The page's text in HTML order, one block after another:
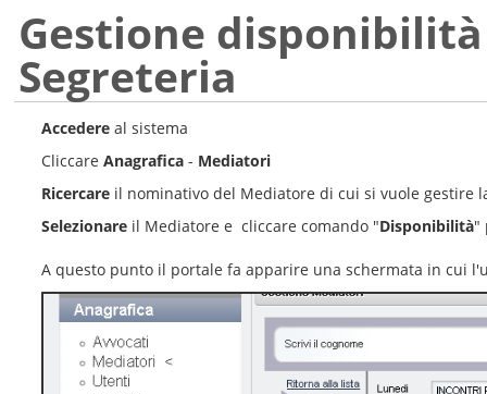
Gestione
Segreteria
Accedere al sistema
Cliccare Anagrafica - Mediatori
Ricercare il nominativo del Mediatore di cui si vuole gestire
Selezionare il Mediatore e cliccare comando "Disponibilità"
A questo punto il portale fa apparire una schermata in cui